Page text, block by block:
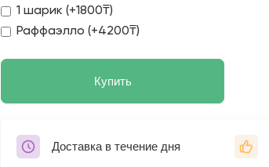
1 шарик (+1800₸)
Раффаэлло (+4200₸)
Купить
Доставка в течение дня